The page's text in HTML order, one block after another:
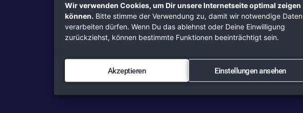
Wir verwenden Cookies, um Dir unsere Internetseite optimal zeigen
können. Bitte stimme der Verwendung zu, damit wir notwendige Daten
verarbeiten dürfen. Wenn Du das ablehnst oder Deine Einwilligung
zurückziehst, können bestimmte Funktionen beeinträchtigt sein.
Akzeptieren Einstellungen ansehen